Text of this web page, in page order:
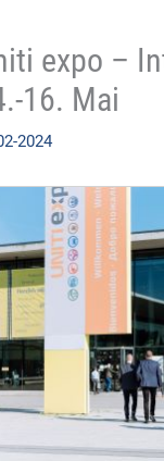
expo –
16. Mai
2024